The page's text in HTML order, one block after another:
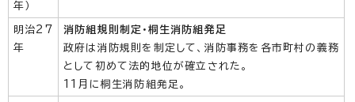
年）
明治27
年
消防組規則制定・桐生消防組発足
政府は消防規則を制定して、消防事務を各市町村の義務
として初めて法的地位が確立された。
11月に桐生消防組発足。